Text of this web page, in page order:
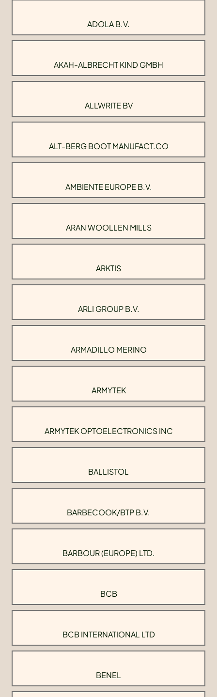
ADOLA B.V.
AKAH-ALBRECHT KIND GMBH
ALLWRITE BV
ALT-BERG BOOT MANUFACT.CO
AMBIENTE EUROPE B.V.
ARAN WOOLLEN MILLS
ARKTIS
ARLI GROUP B.V.
ARMADILLO MERINO
ARMYTEK
ARMYTEK OPTOELECTRONICS INC
BALLISTOL
BARBECOOK/BTP B.V.
BARBOUR (EUROPE) LTD.
BCB
BCB INTERNATIONAL LTD
BENEL